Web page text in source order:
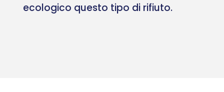
ecologico questo tipo di rifiuto.